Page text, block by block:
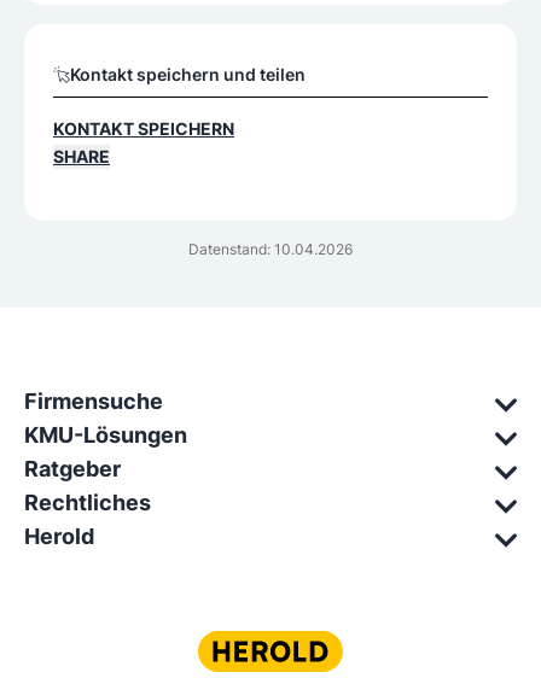
Datenstand: 10.04.2026
Kontakt speichern und teilen
KONTAKT SPEICHERN
SHARE
Firmensuche
KMU-Lösungen
Ratgeber
Rechtliches
Herold